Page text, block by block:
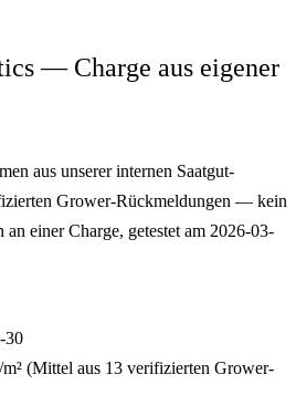
— Charge aus eigener
aus unserer internen Saatgut-
Grower-Rückmeldungen — kein
einer Charge, getestet am 2026-03-
30
m² (Mittel aus 13 verifizierten Grower-